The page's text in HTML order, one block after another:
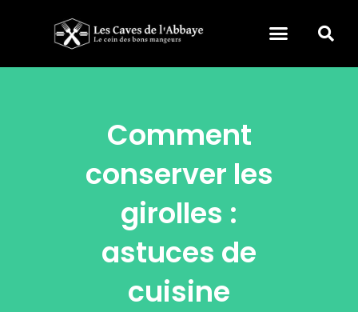
Comment
conserver les
girolles :
astuces de
cuisine